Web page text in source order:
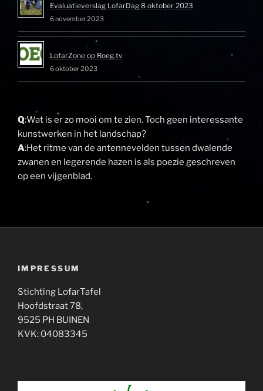
Evaluatieverslag LofarDag 8 oktober 2023
6 november 2023
LofarZone op Roeg.tv
6 oktober 2023
Q:Wat is er zo mooi om te zien. Toch geen interessante
kunstwerken in het landschap?
A:Het ritme van de antennevelden tussen dwalende
zwanen en legerende hazen is als poezie geschreven
op een vijgenblad.
IMPRESSUM
Stichting LofarTafel
Hoofdstraat 78,
9525 PH BUINEN
KVK: 04083345